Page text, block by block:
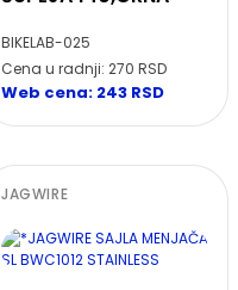
BIKELAB-025
Cena u radnji: 270 RSD
Web cena: 243 RSD
JAGWIRE